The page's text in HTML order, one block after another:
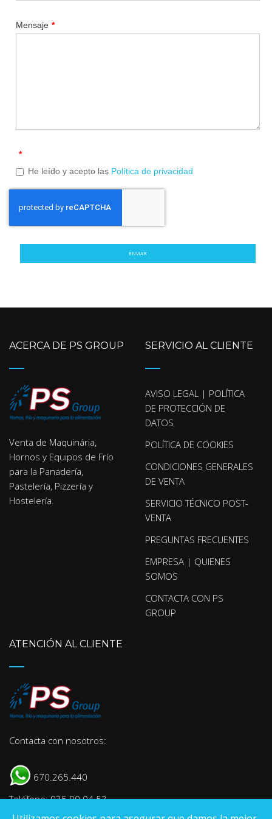
Mensaje *
*
He leído y acepto las Política de privacidad
ENVIAR
ACERCA DE PS GROUP
Venta de Maquinária,
Hornos y Equipos de Frío
para la Panadería,
Pastelería, Pizzería y
Hostelería.
SERVICIO AL CLIENTE
AVISO LEGAL | POLÍTICA
DE PROTECCIÓN DE
DATOS
POLÍTICA DE COOKIES
CONDICIONES GENERALES
DE VENTA
SERVICIO TÉCNICO POST-
VENTA
PREGUNTAS FRECUENTES
EMPRESA | QUIENES
SOMOS
CONTACTA CON PS
GROUP
ATENCIÓN AL CLIENTE
Contacta con nosotros:
670.265.440
Teléfono: 935 90 04 53